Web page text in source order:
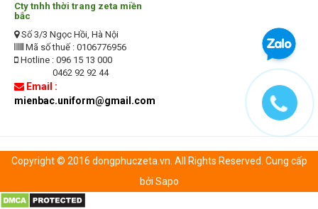
Cty tnhh thời trang zeta miền
bắc
Số 3/3 Ngọc Hồi, Hà Nội
Mã số thuế : 0106776956
Hotline : 096 15 13 000
0462 92 92 44
Email :
mienbac.uniform@gmail.com
Copyright © 2016 dongphuczeta.vn. All Rights Reserved. Cung cấp
bởi Sapo